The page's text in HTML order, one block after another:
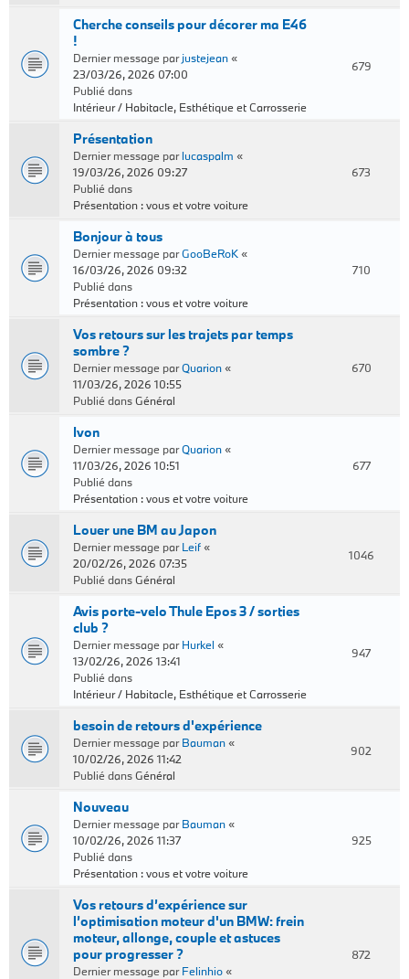
Cherche conseils pour décorer ma E46
!
Dernier message parjustejean«
23/03/26, 2026 07:00
Publié dans
Intérieur / Habitacle, Esthétique et Carrosserie
679
Présentation
Dernier message parlucaspalm «
19/03/26, 2026 09:27
Publié dans
Présentation : vous et votre voiture
673
Bonjour à tous
Dernier message parGooBeRoK«
16/03/26, 2026 09:32
Publié dans
Présentation : vous et votre voiture
710
Vos retours sur les trajets par temps
sombre ?
Dernier message parQuarion«
11/03/26, 2026 10:55
Publié dansGénéral
670
Ivon
Dernier message parQuarion«
11/03/26, 2026 10:51
Publié dans
Présentation : vous et votre voiture
677
Louer une BM au Japon
Dernier message parLeif«
20/02/26, 2026 07:35
Publié dansGénéral
1046
Avis porte-velo Thule Epos 3 / sorties
club ?
Dernier message parHurkel «
13/02/26, 2026 13:41
Publié dans
Intérieur / Habitacle, Esthétique et Carrosserie
947
besoin de retours d'expérience
Dernier message parBauman«
10/02/26, 2026 11:42
Publié dansGénéral
902
Nouveau
Dernier message parBauman«
10/02/26, 2026 11:37
Publié dans
Présentation : vous et votre voiture
925
Vos retours d’expérience sur
l’optimisation moteur d'un BMW: frein
moteur, allonge, couple et astuces
pour progresser ?
Dernier message parFelinhio«
872